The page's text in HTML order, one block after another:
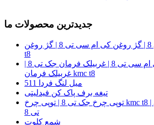
جدیدترین محصولات ما
گژ روغن جک تی 8 | گژ روغن کی ام سی تی 8 | گژ روغن kmc
t8
غربیلک فرمان کی ام سی تی 8 | غربیلک فرمان جک تی 8 |
غربیلک فرمان kmc t8
میل لنگ فردا 511
تیغه برف پاک کن فیدلیتی
توپی چرخ جک تی 8 | توپی چرخ kmc t8 | توپی چرخ کی ام سی
تی 8
شمع کلوت